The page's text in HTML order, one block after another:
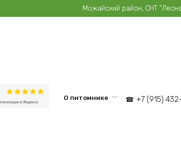
Можайский район, СНТ
О питомнике +7 (915)